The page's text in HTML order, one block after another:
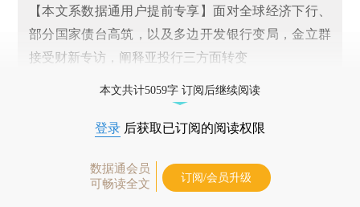
【本文系数据通用户提前专享】面对全球经济下行、
部分国家债台高筑，以及多边开发银行变局，金立群
接受财新专访，阐释亚投行三方面转变
本文共计5059字 订阅后继续阅读
登录 后获取已订阅的阅读权限
数据通会员
可畅读全文
订阅/会员升级